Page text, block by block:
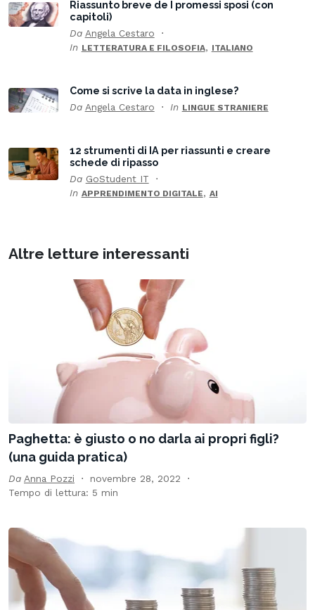
Riassunto breve de I promessi sposi (con
capitoli)
Da Angela Cestaro
In LETTERATURA E FILOSOFIA, ITALIANO
Come si scrive la data in inglese?
Da Angela Cestaro In LINGUE STRANIERE
12 strumenti di IA per riassunti e creare
schede di ripasso
Da GoStudent IT
In APPRENDIMENTO DIGITALE, AI
Altre letture interessanti
Paghetta: è giusto o no darla ai propri figli?
(una guida pratica)
Da Anna Pozzi
novembre 28, 2022
Tempo di lettura: 5 min